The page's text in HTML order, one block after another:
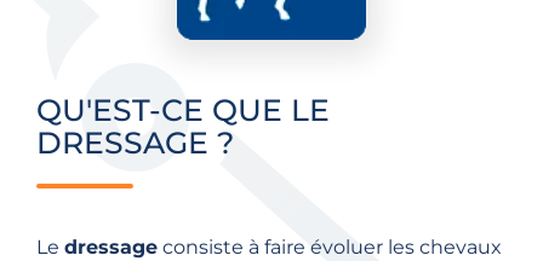
QU'EST-CE QUE LE
DRESSAGE ?
Le dressage consiste à faire évoluer les chevaux